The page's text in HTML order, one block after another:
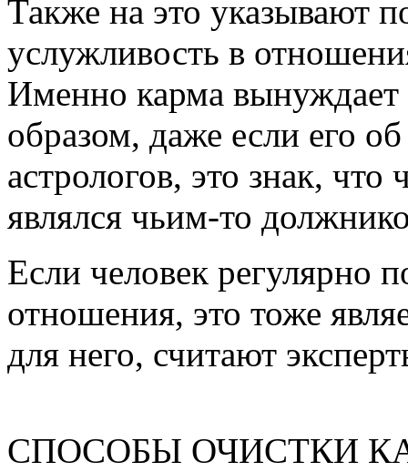
Также на это указывают
услужливость в
Именно карма вынуждает
образом, даже если его
астрологов, это знак,
являлся чьим-то
Если человек регулярно
отношения, это тоже
для него, считают
СПОСОБЫ ОЧИСТКИ